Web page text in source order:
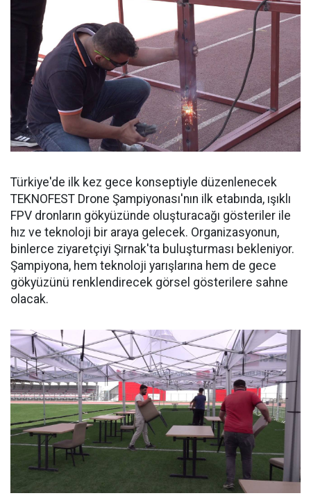
Türkiye'de ilk kez gece konseptiyle düzenlenecek
TEKNOFEST Drone Şampiyonası'nın ilk etabında, ışıklı
FPV dronların gökyüzünde oluşturacağı gösteriler ile
hız ve teknoloji bir araya gelecek. Organizasyonun,
binlerce ziyaretçiyi Şırnak'ta buluşturması bekleniyor.
Şampiyona, hem teknoloji yarışlarına hem de gece
gökyüzünü renklendirecek görsel gösterilere sahne
olacak.